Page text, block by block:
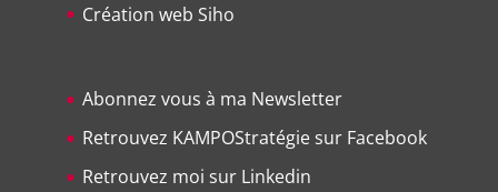
Création web Siho
Abonnez vous à ma Newsletter
Retrouvez KAMPOStratégie sur Facebook
Retrouvez moi sur Linkedin